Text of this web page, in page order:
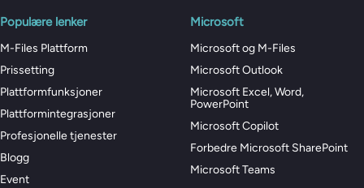
Populære lenker
M-Files Plattform
Prissetting
Plattformfunksjoner
Plattformintegrasjoner
Profesjonelle tjenester
Blogg
Event
Microsoft
Microsoft og M-Files
Microsoft Outlook
Microsoft Excel, Word,
PowerPoint
Microsoft Copilot
Forbedre Microsoft SharePoint
Microsoft Teams